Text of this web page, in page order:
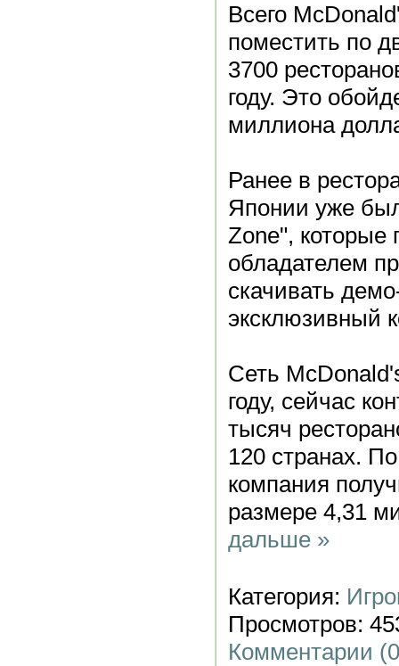
Всего
поместить по
3700
году. Это
миллиона
Ранее в
Японии уже
Zone", которые
обладателем
скачивать
эксклюзивный
Сеть
году, сейчас
тысяч
120 странах.
компания
размере 4,31
дальше »
Категория:
Просмотров:
Комментарии